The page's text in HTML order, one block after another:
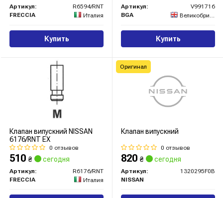
Артикул:
R6594/RNT
FRECCIA
Италия
Купить
Артикул:
V991716
BGA
Великобритания
Купить
Клапан випускний NISSAN
6176/RNT EX
0 отзывов
510 ₴ сегодня
Артикул:
R6176/RNT
FRECCIA
Италия
Клапан випускний
0 отзывов
820 ₴ сегодня
Артикул:
1320295F0B
NISSAN
Оригинал